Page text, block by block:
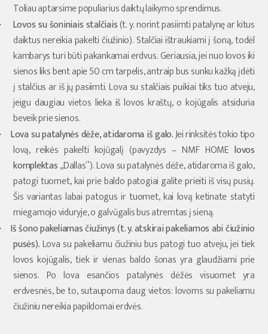
Toliau aptarsime populiarius daiktų laikymo sprendimus.
Lovos su šoniniais stalčiais(t. y. norint pasiimti patalynę ar kitus
daiktus nereikia pakelti čiužinio). Stalčiai ištraukiami į šoną, todėl
kambarys turi būti pakankamai erdvus. Geriausia, jei nuo lovos iki
sienos liks bent apie 50 cm tarpelis, antraip bus sunku kažką įdėti
į stalčius ar iš jų pasiimti. Lova su stalčiais puikiai tiks tuo atveju,
jeigu daugiau vietos lieka iš lovos kraštų, o kojūgalis atsiduria
beveik prie sienos.
Lova su patalynės dėže, atidaroma iš galo.Jei rinksitės tokio tipo
lovą, reikės pakelti kojūgalį (pavyzdys – NMF HOMElovos
komplektas„Dallas“). Lova su patalynės dėže, atidaroma iš galo,
patogi tuomet, kai prie baldo patogiai galite prieiti iš visų pusių.
Šis variantas labai patogus ir tuomet, kai lovą ketinate statyti
miegamojo viduryje, o galvūgalis bus atremtas į sieną.
Iš šono pakeliamas čiužinys (t. y. atskirai pakeliamos abi čiužinio
pusės).Lova su pakeliamu čiužiniu bus patogi tuo atveju, jei tiek
lovos kojūgalis, tiek ir vienas baldo šonas yra glaudžiami prie
sienos. Po lova esančios patalynės dėžės visuomet yra
erdvesnės, be to, sutaupoma daug vietos: lovoms su pakeliamu
čiužiniu nereikia papildomai erdvės.